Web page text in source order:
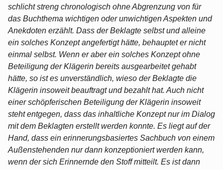
schlicht streng chronologisch ohne Abgrenzung von für
das Buchthema wichtigen oder unwichtigen Aspekten und
Anekdoten erzählt. Dass der Beklagte selbst und alleine
ein solches Konzept angefertigt hätte, behauptet er nicht
einmal selbst. Wenn er aber ein solches Konzept ohne
Beteiligung der Klägerin bereits ausgearbeitet gehabt
hätte, so ist es unverständlich, wieso der Beklagte die
Klägerin insoweit beauftragt und bezahlt hat. Auch nicht
einer schöpferischen Beteiligung der Klägerin insoweit
steht entgegen, dass das inhaltliche Konzept nur im Dialog
mit dem Beklagten erstellt werden konnte. Es liegt auf der
Hand, dass ein erinnerungsbasiertes Sachbuch von einem
Außenstehenden nur dann konzeptioniert werden kann,
wenn der sich Erinnernde den Stoff mitteilt. Es ist dann